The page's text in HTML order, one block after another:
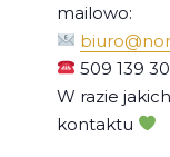
mailowo:
509 139
W razie
kontaktu